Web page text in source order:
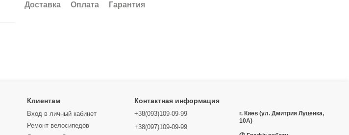
Доставка Оплата Гарантия
Клиентам
Вход в личный кабинет
Ремонт велосипедов
Контактная информация
+38(093)109-09-99
+38(097)109-09-99
г. Киев (ул. Дмитрия Луценка,
10А)